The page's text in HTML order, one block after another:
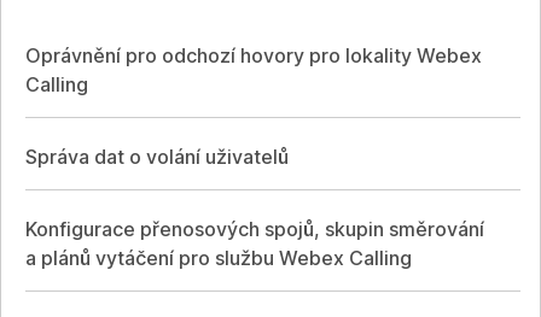
Oprávnění pro odchozí hovory pro lokality Webex
Calling
Správa dat o volání uživatelů
Konfigurace přenosových spojů, skupin směrování
a plánů vytáčení pro službu Webex Calling